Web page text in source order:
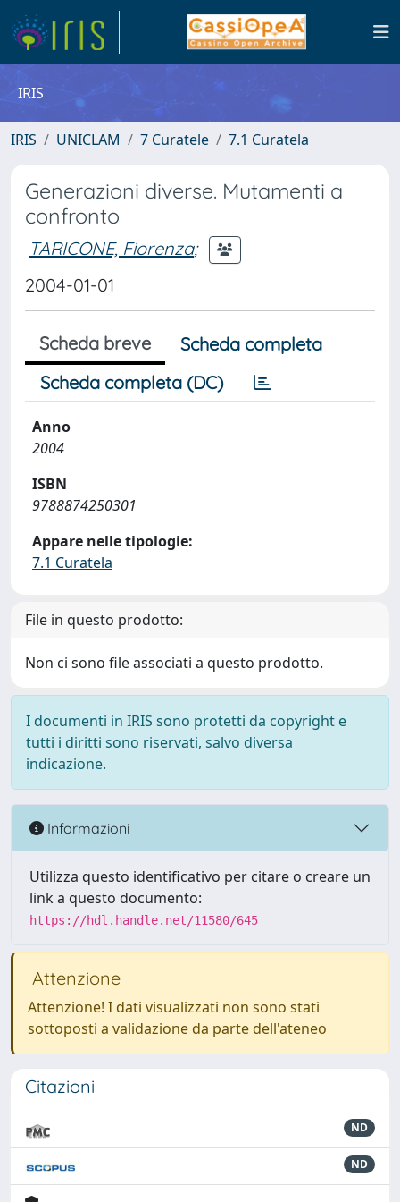
IRIS
IRIS UNICLAM 7 Curatele 7.1 Curatela
Generazioni diverse. Mutamenti a
confronto
TARICONE, Fiorenza;
2004-01-01
Scheda breve
Scheda completa
Scheda completa (DC)
Anno
2004
ISBN
9788874250301
Appare nelle tipologie:
7.1 Curatela
File in questo prodotto:
Non ci sono file associati a questo prodotto.
I documenti in IRIS sono protetti da copyright e
tutti i diritti sono riservati, salvo diversa
indicazione.
Informazioni
Utilizza questo identificativo per citare o creare un
link a questo documento:
https://hdl.handle.net/11580/645
Attenzione
Attenzione! I dati visualizzati non sono stati
sottoposti a validazione da parte dell'ateneo
Citazioni
ND
ND